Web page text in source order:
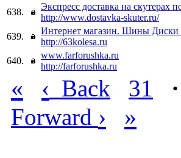
638.
Экспресс доставка на скутерах
http://www.dostavka-skuter.ru/
639.
Интернет магазин. Шины
http://63kolesa.ru
640.
www.farforushka.ru
http://farforushka.ru
« ‹ Back 31
Forward › »